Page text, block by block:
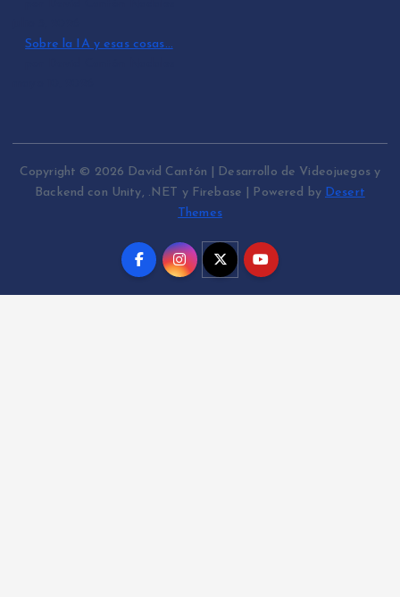
Sobre la IA y esas cosas…
Copyright © 2026 David Cantón | Desarrollo de Videojuegos y
Backend con Unity, .NET y Firebase | Powered by Desert
Themes